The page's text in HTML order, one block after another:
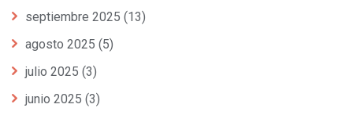
septiembre 2025 (13)
agosto 2025 (5)
julio 2025 (3)
junio 2025 (3)